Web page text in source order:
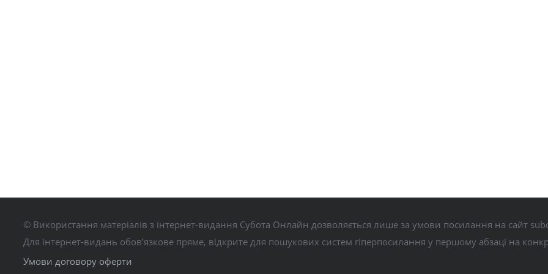
© Використання матеріалів з інтернет-видання Субота Онлайн дозволяється лише за умови посилання на сайт
Для інтернет-видань обов’язкове пряме, відкрите для пошукових систем гіперпосилання у першому абзаці на
Умови договору оферти